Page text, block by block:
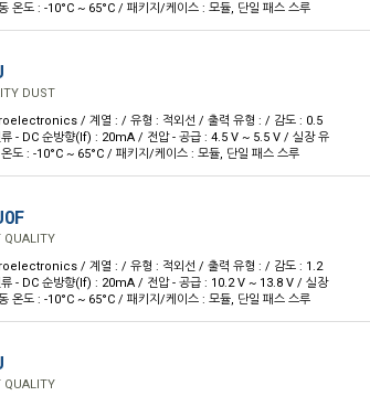
온도 : -10°C ~ 65°C / 패키지/케이스 : 모듈, 단일 패스 스루
DUST
/ 계열 : / 유형 : 적외선 / 출력 유형 : / 감도 : 0.5
- DC 순방향(If) : 20mA / 전압 - 공급 : 4.5 V ~ 5.5 V / 실장 유
도 : -10°C ~ 65°C / 패키지/케이스 : 모듈, 단일 패스 스루
QUALITY
/ 계열 : / 유형 : 적외선 / 출력 유형 : / 감도 : 1.2
- DC 순방향(If) : 20mA / 전압 - 공급 : 10.2 V ~ 13.8 V / 실장
온도 : -10°C ~ 65°C / 패키지/케이스 : 모듈, 단일 패스 스루
QUALITY